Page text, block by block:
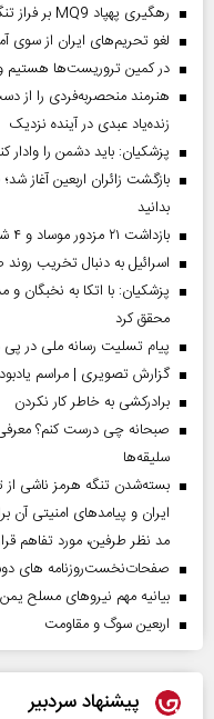
رهگیری پهپاد MQ9 بر فراز تنگه هرمز
لغو تحریم‌های ایران از سوی
در کمین تروریست‌ها هستیم و
زنده‌یاد عبدی در آینده نزدیک
پزشکیان: باید دشمن را وادار
بدانید
بازداشت ۲۱ مزدور موساد و ۴ شرور مسلح در استان کرمان
اسرائیل به دنبال تخریب
پزشکیان: با اتکا به نخبگان
محقق کرد
پیام تسلیت رسانه ملی در پی
گزارش تصویری | مراسم یادبود
برادرکشی به خاطر کار نکردن
سلیقه‌ها
بسته‌شدن تنگه هرمز ناشی از
ایران و پیامد‌های امنیتی
مد نظر طرفین، مورد تفاهم
صفحات‌نخست‌روزنامه ها‌ی دوشنبه‌۱۲
بیانیه مهم نیروهای مسلح
اربعین سوگ و مقاومت
پیشنهاد سردبیر